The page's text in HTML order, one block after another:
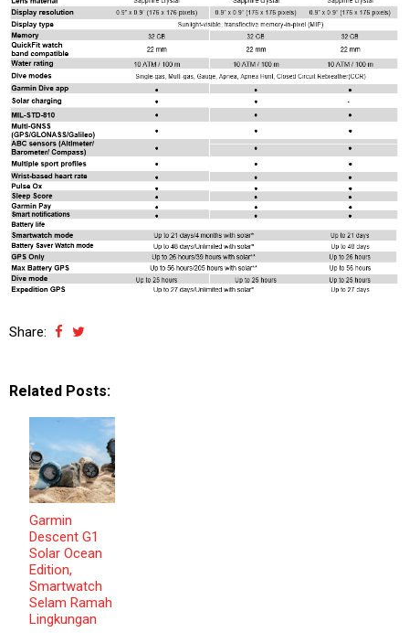
Share:
Related Posts:
Garmin
Descent G1
Solar Ocean
Edition,
Smartwatch
Selam Ramah
Lingkungan